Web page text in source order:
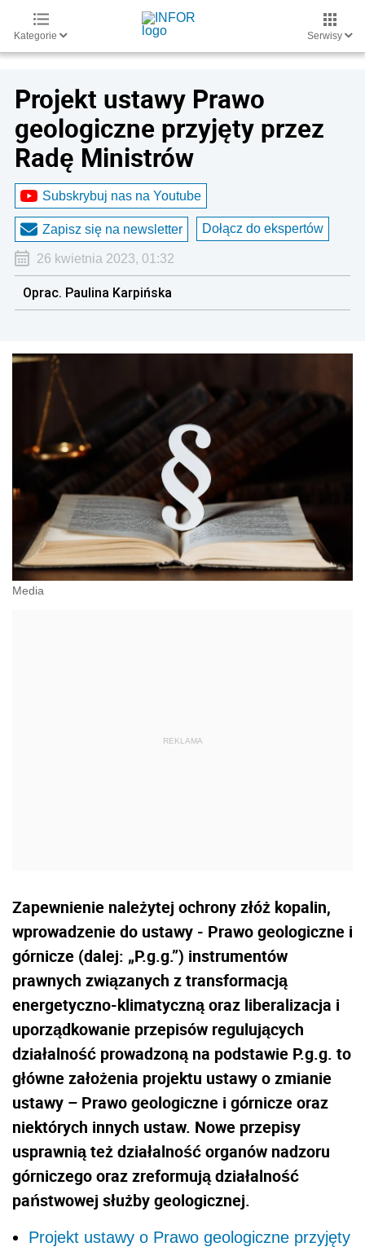
Kategorie Serwisy
Projekt ustawy Prawo
geologiczne przyjęty przez
Radę Ministrów
Subskrybuj nas na Youtube
Zapisz się na newsletter Dołącz do ekspertów
26 kwietnia 2023, 01:32
Oprac. Paulina Karpińska
Media
Zapewnienie należytej ochrony złóż kopalin,
wprowadzenie do ustawy - Prawo geologiczne i
górnicze (dalej: „P.g.g.”) instrumentów
prawnych związanych z transformacją
energetyczno-klimatyczną oraz liberalizacja i
uporządkowanie przepisów regulujących
działalność prowadzoną na podstawie P.g.g. to
główne założenia projektu ustawy o zmianie
ustawy – Prawo geologiczne i górnicze oraz
niektórych innych ustaw. Nowe przepisy
usprawnią też działalność organów nadzoru
górniczego oraz zreformują działalność
państwowej służby geologicznej.
Projekt ustawy o Prawo geologiczne przyjęty